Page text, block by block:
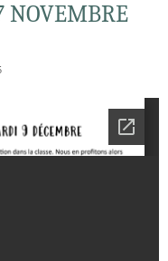
NOVEMBRE